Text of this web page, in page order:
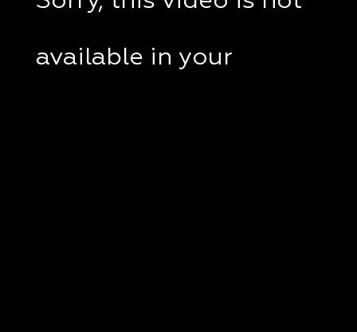
available in your